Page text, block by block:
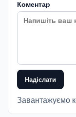
Коментар
Надіслати
Завантажуємо